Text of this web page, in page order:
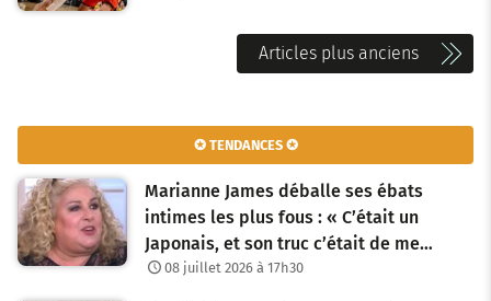
v
i
g
a
Articles plus anciens
✪ TENDANCES ✪
Marianne James déballe ses ébats
intimes les plus fous : « C’était un
Japonais, et son truc c’était de me…
08 juillet 2026 à 17h30